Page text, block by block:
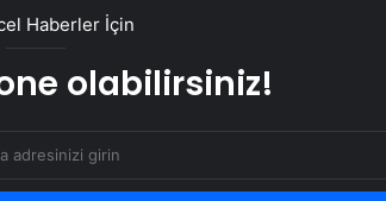
Haberler İçin
olabilirsiniz!